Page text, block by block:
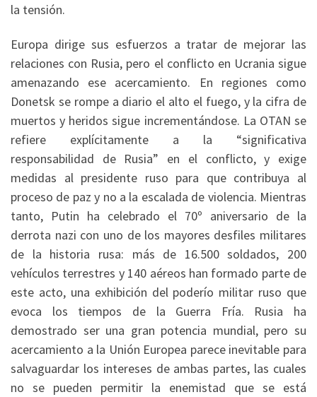
la tensión.
Europa dirige sus esfuerzos a tratar de mejorar las
relaciones con Rusia, pero el conflicto en Ucrania sigue
amenazando ese acercamiento. En regiones como
Donetsk se rompe a diario el alto el fuego, y la cifra de
muertos y heridos sigue incrementándose. La OTAN se
refiere explícitamente a la “significativa
responsabilidad de Rusia” en el conflicto, y exige
medidas al presidente ruso para que contribuya al
proceso de paz y no a la escalada de violencia. Mientras
tanto, Putin ha celebrado el 70º aniversario de la
derrota nazi con uno de los mayores desfiles militares
de la historia rusa: más de 16.500 soldados, 200
vehículos terrestres y 140 aéreos han formado parte de
este acto, una exhibición del poderío militar ruso que
evoca los tiempos de la Guerra Fría. Rusia ha
demostrado ser una gran potencia mundial, pero su
acercamiento a la Unión Europea parece inevitable para
salvaguardar los intereses de ambas partes, las cuales
no se pueden permitir la enemistad que se está